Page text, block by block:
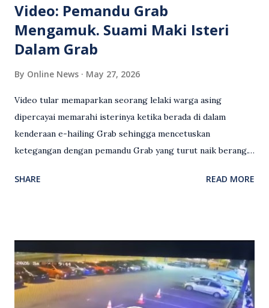
Video: Pemandu Grab
Mengamuk. Suami Maki Isteri
Dalam Grab
By Online News May 27, 2026
Video tular memaparkan seorang lelaki warga asing
dipercayai memarahi isterinya ketika berada di dalam
kenderaan e-hailing Grab sehingga mencetuskan
ketegangan dengan pemandu Grab yang turut naik berang.
antara seorang lelaki warga asing dengan pemandu Grab
Grab bertindak mempertahankan wanita terbabit sebelum
berlaku pertikaman lidah antara kedua-dua pihak. Video
berkenaan kini tular di media sosial dan mendapat pelbagai
reaksi orang ramai. Antara komen orang awam yang tular di
SHARE READ MORE